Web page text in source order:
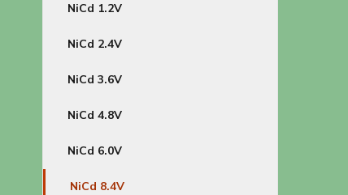
NiCd 1.2V
NiCd 2.4V
NiCd 3.6V
NiCd 4.8V
NiCd 6.0V
NiCd 8.4V